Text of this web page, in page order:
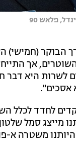
פלאש 90
הבוקר
השוטרים, אך
היא דבר
אסכים".
לחדד לכלל
מייצג סמל
היותנו משטרה